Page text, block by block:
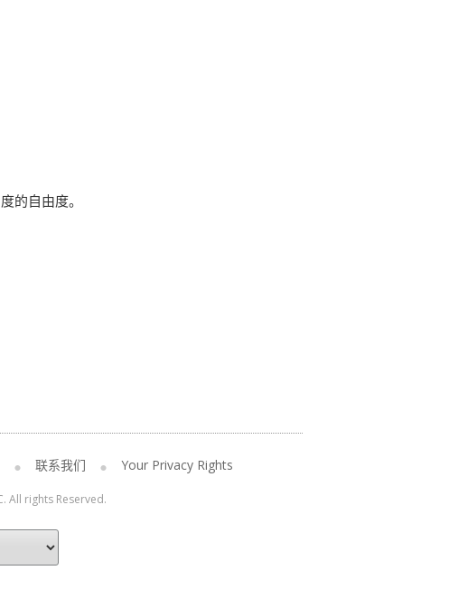
的自由度。
联系我们 Your Privacy Rights
All rights Reserved.